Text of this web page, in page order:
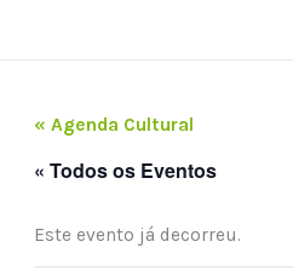
« Agenda Cultural
« Todos os Eventos
Este evento já decorreu.